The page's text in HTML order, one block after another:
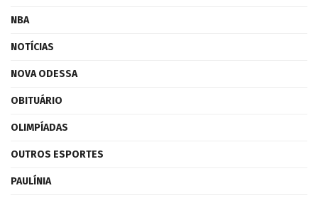
NBA
NOTÍCIAS
NOVA ODESSA
OBITUÁRIO
OLIMPÍADAS
OUTROS ESPORTES
PAULÍNIA